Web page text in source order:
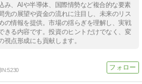
み、AIや半導体、国際情勢など複合的な要素
先の展望や資金の流れに注目し、未来のリス
の情報を提供。市場の揺らぎを理解し、実戦
きる内容です。投資のヒントだけでなく、変
点形成にも貢献します。
5230